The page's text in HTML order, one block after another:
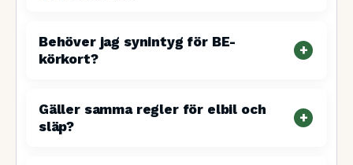
Behöver jag synintyg för BE-
körkort?
Gäller samma regler för elbil och
släp?